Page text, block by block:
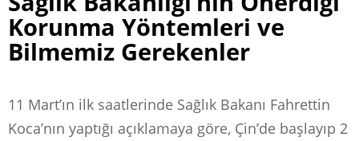
Korunma Yöntemleri ve
Bilmemiz Gerekenler
11 Mart’ın ilk saatlerinde Sağlık Bakanı Fahrettin
Koca’nın yaptığı açıklamaya göre, Çin’de başlayıp 2